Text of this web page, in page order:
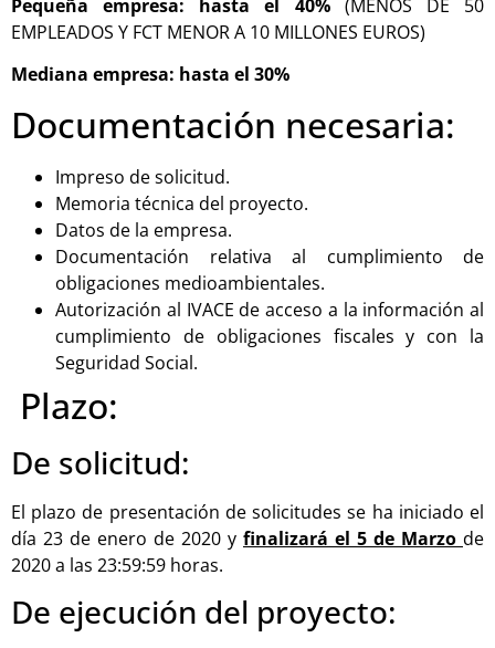
Pequeña empresa: hasta el 40%(MENOS DE 50
EMPLEADOS Y FCT MENOR A 10 MILLONES EUROS)
Mediana empresa: hasta el 30%
Documentación necesaria:
Impreso de solicitud.
Memoria técnica del proyecto.
Datos de la empresa.
Documentación relativa al cumplimiento de
obligaciones medioambientales.
Autorización al IVACE de acceso a la información al
cumplimiento de obligaciones fiscales y con la
Seguridad Social.
Plazo:
De solicitud:
El plazo de presentación de solicitudes se ha iniciado el
día 23 de enero de 2020 y finalizará el 5 de Marzo de
2020 a las 23:59:59 horas.
De ejecución del proyecto: